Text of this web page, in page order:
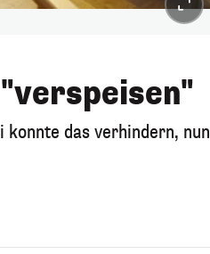
das verhindern, nun